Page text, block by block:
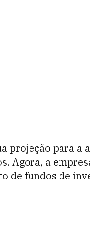
projeção para a
Agora, a
de fundos de